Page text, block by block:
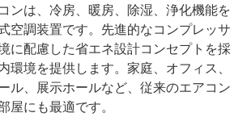
ンは、冷房、暖房、除湿、浄化機能を
空調装置です。先進的なコンプレッサ
に配慮した省エネ設計コンセプトを採
環境を提供します。家庭、オフィス、
ル、展示ホールなど、従来のエアコン
屋にも最適です。